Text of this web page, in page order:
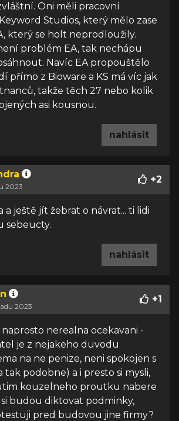
Oni měli pracovní
Studios, který mělo zase
který se holt neprodloužily.
problém EA, tak nechápu
Navíc EA propouštělo
přímo z Bioware a KS má víc jak
takže těch 27 nebo kolik
asi kousnou.
nahlásit
2023
+2
a ještě jít žebrat o návrat... ti lidi
sebeucty.
nahlásit
2023
+1
nerealna ocekavani -
je z nejakeho duvodu
na ne penize, neni spokojen s
tak podobne) a i presto si mysli,
kouzelneho proutku nabere
budou diktovat podminky,
pred budovou jine firmy?